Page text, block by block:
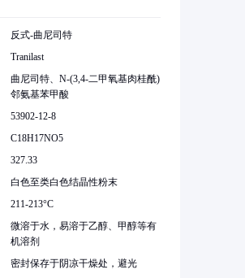
反式-曲尼司特
Tranilast
曲尼司特、N-(3,4-二甲氧基肉桂酰)
邻氨基苯甲酸
53902-12-8
C18H17NO5
327.33
白色至类白色结晶性粉末
211-213°C
微溶于水，易溶于乙醇、甲醇等有
机溶剂
密封保存于阴凉干燥处，避光